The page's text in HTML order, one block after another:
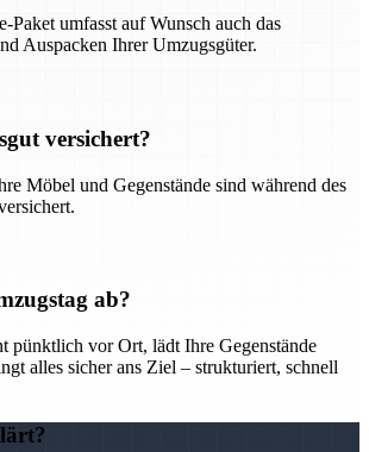
Paket umfasst auf Wunsch auch das
Auspacken Ihrer Umzugsgüter.
versichert?
Möbel und Gegenstände sind während des
ab?
pünktlich vor Ort, lädt Ihre Gegenstände
alles sicher ans Ziel – strukturiert, schnell